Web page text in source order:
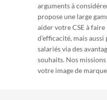
arguments à
propose une large
aider votre CSE à
d’efficacité, mais
salariés via des
souhaits. Nos
votre image de